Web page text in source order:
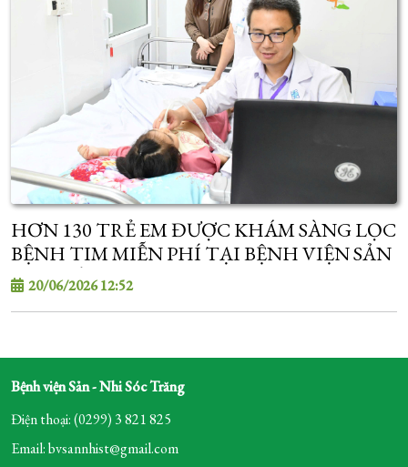
HƠN 130 TRẺ EM ĐƯỢC KHÁM SÀNG LỌC
BỆNH TIM MIỄN PHÍ TẠI BỆNH VIỆN SẢN
- NHI SÓC TRĂNG
20/06/2026 12:52
Bệnh viện Sản - Nhi Sóc Trăng
Điện thoại: (0299) 3 821 825
Email: bvsannhist@gmail.com